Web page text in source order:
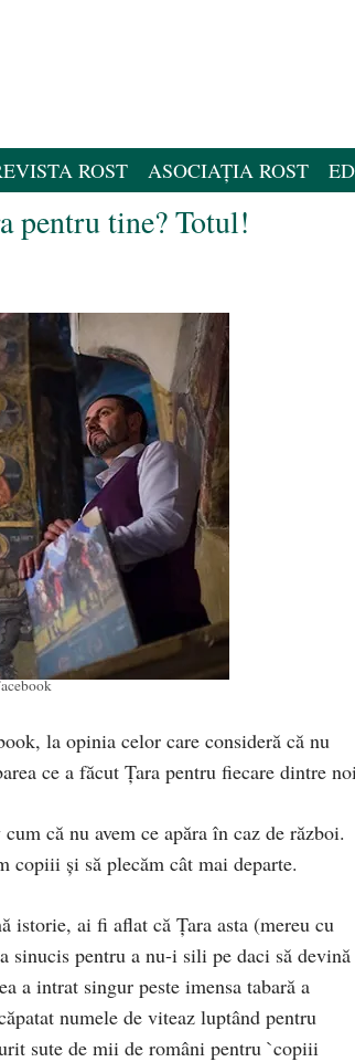
ROST ASOCIAȚIA ROST
pentru tine? Totul!
la opinia celor care consideră că nu
ce a făcut Țara pentru fiecare dintre
că nu avem ce apăra în caz de război.
copiii și să plecăm cât mai departe.
istorie, ai fi aflat că Țara asta (mereu cu
sinucis pentru a nu-i sili pe daci să devină
a intrat singur peste imensa tabară a
numele de viteaz luptând pentru
sute de mii de români pentru `copiii